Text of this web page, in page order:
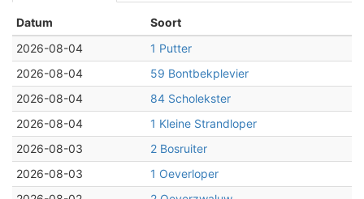
Datum
Soort
2026-08-04
1 Putter
2026-08-04
59 Bontbekplevier
2026-08-04
84 Scholekster
2026-08-04
1 Kleine Strandloper
2026-08-03
2 Bosruiter
2026-08-03
1 Oeverloper